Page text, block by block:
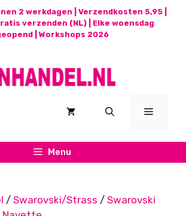
2 werkdagen | Verzendkosten 5,95 |
verzenden (NL) | Elke woensdag
| Workshops 2026
Menu
Menu
/ Swarovski/Strass / Swarovski